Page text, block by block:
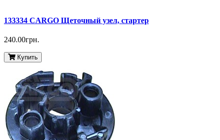
133334 CARGO Щеточный узел, стартер
240.00грн.
Купить